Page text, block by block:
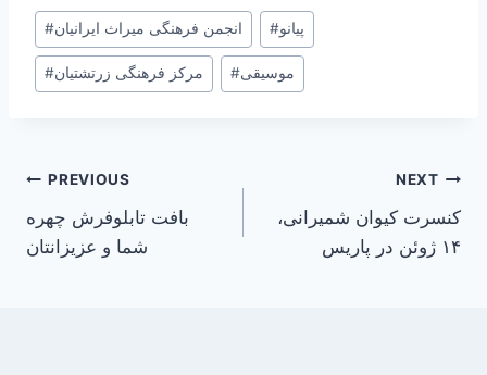
Post
Tags:
#انجمن فرهنگی میراث ایرانیان #پیانو
#مرکز فرهنگی زرتشتیان #موسیقی
Post
navigation
PREVIOUS
بافت تابلوفرش چهره
شما و عزيزانتان
NEXT
کنسرت کیوان شمیرانی،
۱۴ ژوئن در پاریس